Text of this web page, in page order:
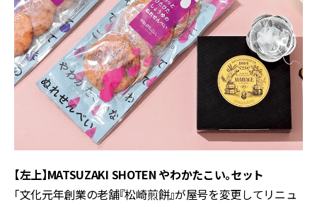
【左上】MATSUZAKI SHOTEN やわかたこい。セット
「文化元年創業の老舗『松崎煎餅』が屋号を変更してリニュ